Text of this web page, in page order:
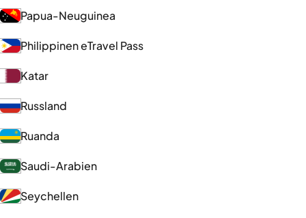
Papua-Neuguinea
Philippinen eTravel Pass
Katar
Russland
Ruanda
Saudi-Arabien
Seychellen